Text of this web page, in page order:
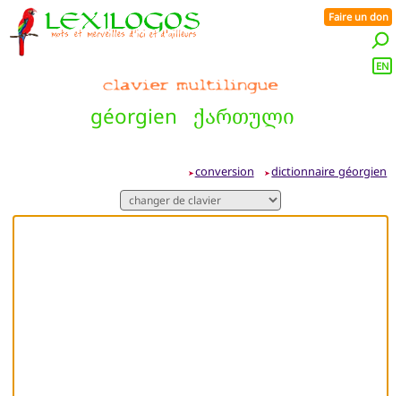
géorgien ქართული
Faire un don
EN
➤ conversion ➤dictionnaire géorgien